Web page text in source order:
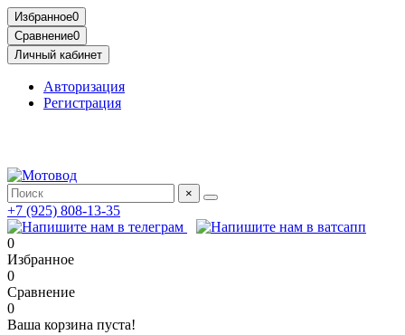
Избранное0
Сравнение0
Личный кабинет
Авторизация
Регистрация
×
+7 (925) 808-13-35
0
Избранное
0
Сравнение
0
Ваша корзина пуста!